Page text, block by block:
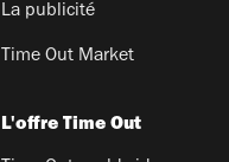
La publicité
Time Out Market
L'offre Time Out